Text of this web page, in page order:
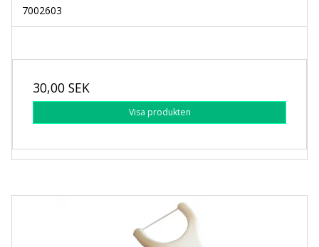
7002603
30,00 SEK
Visa produkten